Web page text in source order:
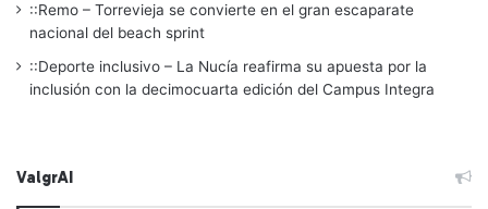
::Remo – Torrevieja se convierte en el gran escaparate
nacional del beach sprint
::Deporte inclusivo – La Nucía reafirma su apuesta por la
inclusión con la decimocuarta edición del Campus Integra
ValgrAI